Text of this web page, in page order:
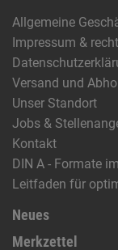
Allgemeine
Impressum &
Versand und
Unser Standort
Jobs &
Kontakt
DIN A - Formate
Leitfaden für
Neues
Merkzettel